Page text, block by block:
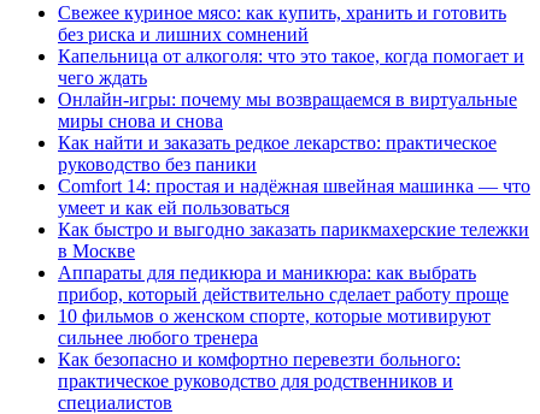
Свежее куриное мясо: как купить, хранить и готовить
без риска и лишних сомнений
Капельница от алкоголя: что это такое, когда помогает и
чего ждать
Онлайн-игры: почему мы возвращаемся в виртуальные
миры снова и снова
Как найти и заказать редкое лекарство: практическое
руководство без паники
Comfort 14: простая и надёжная швейная машинка — что
умеет и как ей пользоваться
Как быстро и выгодно заказать парикмахерские тележки
в Москве
Аппараты для педикюра и маникюра: как выбрать
прибор, который действительно сделает работу проще
10 фильмов о женском спорте, которые мотивируют
сильнее любого тренера
Как безопасно и комфортно перевезти больного:
практическое руководство для родственников и
специалистов